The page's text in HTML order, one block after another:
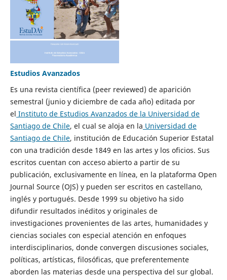
Estudios Avanzados
Es una revista científica (peer reviewed) de aparición
semestral (junio y diciembre de cada año) editada por
el Instituto de Estudios Avanzados de la Universidad de
Santiago de Chile, el cual se aloja en la Universidad de
Santiago de Chile, institución de Educación Superior Estatal
con una tradición desde 1849 en las artes y los oficios. Sus
escritos cuentan con acceso abierto a partir de su
publicación, exclusivamente en línea, en la plataforma Open
Journal Source (OJS) y pueden ser escritos en castellano,
inglés y portugués. Desde 1999 su objetivo ha sido
difundir resultados inéditos y originales de
investigaciones provenientes de las artes, humanidades y
ciencias sociales con especial atención en enfoques
interdisciplinarios, donde convergen discusiones sociales,
políticas, artísticas, filosóficas, que preferentemente
aborden las materias desde una perspectiva del sur global.